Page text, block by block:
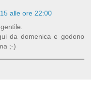
alle ore 22:00
da domenica e godono
;-)